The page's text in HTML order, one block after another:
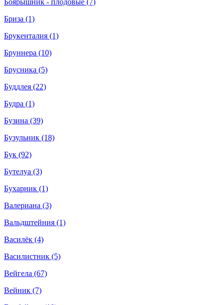
Бриза (1)
Брукенталия (1)
Бруннера (10)
Брусника (5)
Буддлея (22)
Будра (1)
Бузина (39)
Бузульник (18)
Бук (92)
Бутелуа (3)
Бухарник (1)
Валериана (3)
Вальдштейния (1)
Василёк (4)
Василистник (5)
Вейгела (67)
Вейник (7)